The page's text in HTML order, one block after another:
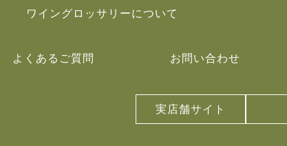
ワイングロッサリーについて
よくあるご質問 お問い合わせ
実店舗サイト